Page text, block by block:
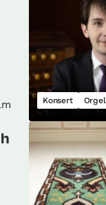
Konsert Orgel